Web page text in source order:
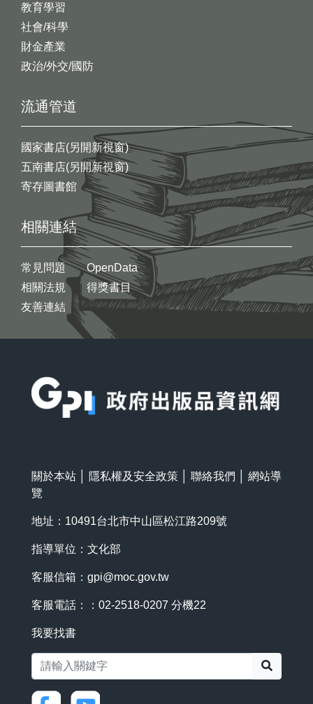
教育學習
社會/科學
財金產業
政治/外交/國防
流通管道
國家書店(另開新視窗)
五南書店(另開新視窗)
寄存圖書館
相關連結
常見問題
相關法規
友善連結
OpenData
得獎書目
關於本站 隱私權及安全政策 聯絡我們
網站導
覽
地址：10491台北市中山區松江路209號
指導單位：文化部
客服信箱： gpi@moc.gov.tw
客服電話：：02-2518-0207 分機22
我要找書